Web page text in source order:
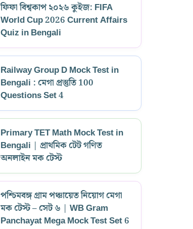
ফিফা বিশ্বকাপ ২০২৬ কুইজ: FIFA
World Cup 2026 Current Affairs
Quiz in Bengali
Railway Group D Mock Test in
Bengali : মেগা প্রস্তুতি 100
Questions Set 4
Primary TET Math Mock Test in
Bengali | প্রাথমিক টেট গণিত
অনলাইন মক টেস্ট
পশ্চিমবঙ্গ গ্রাম পঞ্চায়েত নিয়োগ মেগা
মক টেস্ট – সেট ৬ | WB Gram
Panchayat Mega Mock Test Set 6